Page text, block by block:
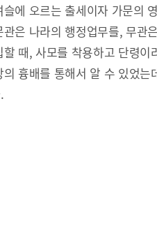
에 오르는 출세이자 가문의
은 나라의 행정업무를, 무관
때, 사모를 착용하고 단령이
흉배를 통해서 알 수 있었는